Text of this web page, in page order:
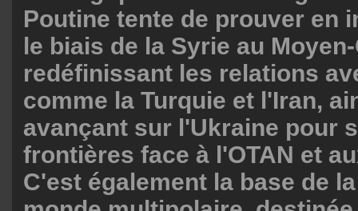
Poutine tente de prouver en
le biais de la Syrie au
redéfinissant les relations
comme la Turquie et l'Iran,
avançant sur l'Ukraine pour
frontières face à l'OTAN et
C'est également la base de